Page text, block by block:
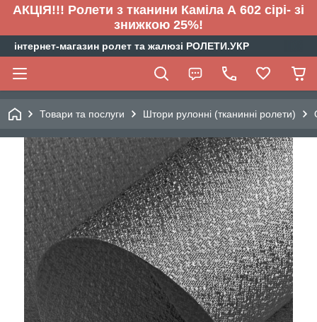
АКЦІЯ!!! Ролети з тканини Каміла А 602 сірі- зі
знижкою 25%!
інтернет-магазин ролет та жалюзі РОЛЕТИ.УКР
Товари та послуги Штори рулонні (тканинні ролети)